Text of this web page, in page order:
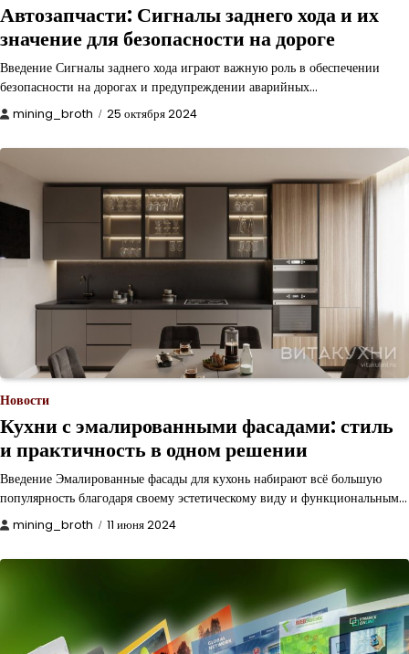
Автозапчасти: Сигналы заднего хода и их
значение для безопасности на дороге
Введение Сигналы заднего хода играют важную роль в обеспечении
безопасности на дорогах и предупреждении аварийных…
mining_broth 25 октября 2024
Новости
Кухни с эмалированными фасадами: стиль
и практичность в одном решении
Введение Эмалированные фасады для кухонь набирают всё большую
популярность благодаря своему эстетическому виду и функциональным…
mining_broth 11 июня 2024